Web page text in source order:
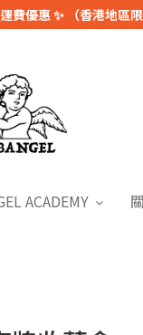
費優惠 ✨ （香港地區限
ACADEMY